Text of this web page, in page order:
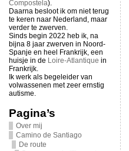
Compostela).
Daarna besloot ik om niet terug
te keren naar Nederland, maar
verder te zwerven.
Sinds begin 2022 heb ik, na
bijna 8 jaar zwerven in Noord-
Spanje en heel Frankrijk, een
huisje in de Loire-Atlantique in
Frankrijk.
Ik werk als begeleider van
volwassenen met zeer ernstig
autisme.
Pagina’s
Over mij
Camino de Santiago
De route